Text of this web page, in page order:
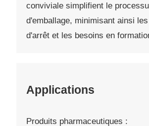
conviviale simplifient le
d'emballage, minimisant ainsi
d'arrêt et les besoins en
Applications
Produits pharmaceutiques :